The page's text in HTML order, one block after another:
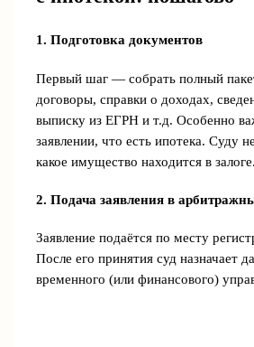
1. Подготовка документов
Первый шаг — собрать полный
договоры, справки о доходах,
выписку из ЕГРН и т.д. Особенно
заявлении, что есть ипотека. Суду
какое имущество находится в залоге.
2. Подача заявления в
Заявление подаётся по месту
После его принятия суд назначает
временного (или финансового)